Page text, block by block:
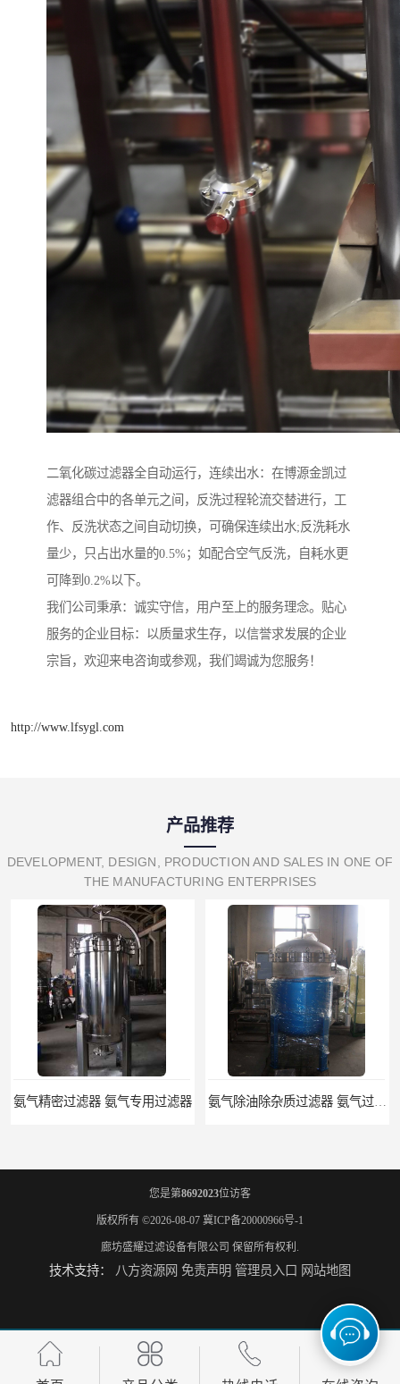
二氧化碳过滤器全自动运行，连续出水：在博源金凯过
滤器组合中的各单元之间，反洗过程轮流交替进行，工
作、反洗状态之间自动切换，可确保连续出水;反洗耗水
量少，只占出水量的0.5%；如配合空气反洗，自耗水更
可降到0.2%以下。
我们公司秉承：诚实守信，用户至上的服务理念。贴心
服务的企业目标：以质量求生存，以信誉求发展的企业
宗旨，欢迎来电咨询或参观，我们竭诚为您服务！
http://www.lfsygl.com
产品推荐
DEVELOPMENT, DESIGN, PRODUCTION AND SALES IN ONE OF
THE MANUFACTURING ENTERPRISES
氨气精密过滤器 氨气专用过滤器 氨气除油除杂质过滤器 氨气过滤器生产厂家
液氨专用过滤器 液氨过滤器生产厂家 液氨除油脱水过滤器 液氨专用过滤器
您是第8692023位访客
版权所有 ©2026-08-07 冀ICP备20000966号-1
廊坊盛耀过滤设备有限公司 保留所有权利.
技术支持： 八方资源网 免责声明 管理员入口 网站地图